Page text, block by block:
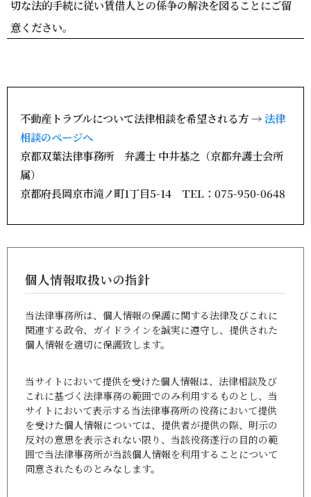
切な法的手続に従い賃借人との係争の解決を図ることにご留
意ください。
不動産トラブルについて法律相談を希望される方 → 法律
相談のページへ
京都双葉法律事務所 弁護士 中井基之（京都弁護士会所
属）
京都府長岡京市滝ノ町1丁目5-14 TEL：075-950-0648
個人情報取扱いの指針
当法律事務所は、個人情報の保護に関する法律及びこれに
関連する政令、ガイドラインを誠実に遵守し、提供された
個人情報を適切に保護致します。
当サイトにおいて提供を受けた個人情報は、法律相談及び
これに基づく法律事務の範囲でのみ利用するものとし、当
サイトにおいて表示する当法律事務所の役務において提供
を受けた個人情報については、提供者が提供の際、明示の
反対の意思を表示されない限り、当該役務遂行の目的の範
囲で当法律事務所が当該個人情報を利用することについて
同意されたものとみなします。